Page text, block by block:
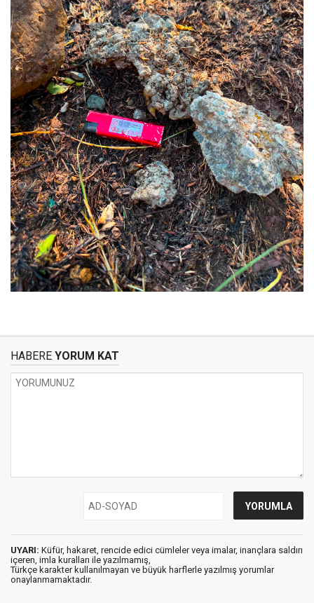
HABERE YORUM KAT
UYARI: Küfür, hakaret, rencide edici cümleler veya imalar, inançlara saldırı
içeren, imla kuralları ile yazılmamış,
Türkçe karakter kullanılmayan ve büyük harflerle yazılmış yorumlar
onaylanmamaktadır.